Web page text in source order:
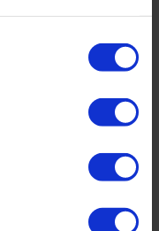
der GuD
MCPD und IED
2030